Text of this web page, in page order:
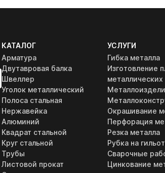
КАТАЛОГ
Арматура
Двутавровая балка
Швеллер
Уголок металлический
Полоса стальная
Нержавейка
Алюминий
Квадрат стальной
Круг стальной
Трубы
Листовой прокат
УСЛУГИ
Гибка металла
Изготовление
металлических
Окрашивание
Перфорация
Резка металла
Рубка на
Сварочные
Цинкование